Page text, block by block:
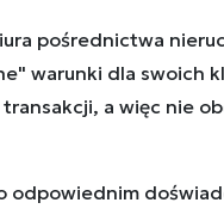
pośrednictwa
warunki dla swoich
a więc nie
odpowiednim